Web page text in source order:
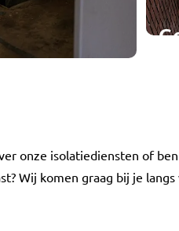
onze isolatiediensten of
Wij komen graag bij je langs